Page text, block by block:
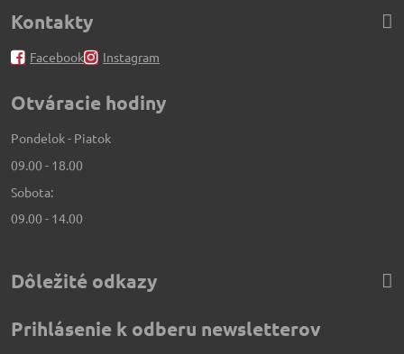
Kontakty
Facebook Instagram
Otváracie hodiny
Pondelok - Piatok
09.00 - 18.00
Sobota:
09.00 - 14.00
Dôležité odkazy
Prihlásenie k odberu newsletterov